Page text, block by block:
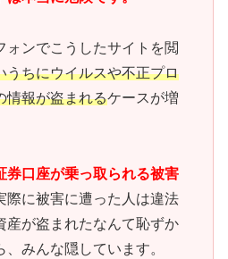
ォンでこうしたサイトを閲
うちにウイルスや不正プロ
情報が盗まれるケースが増
券口座が乗っ取られる被害
際に被害に遭った人は違法
産が盗まれたなんて恥ずか
みんな隠しています。